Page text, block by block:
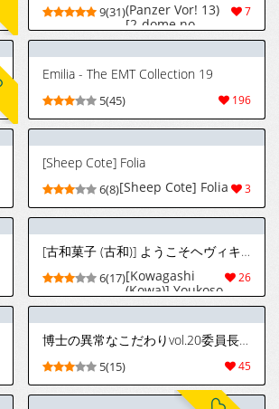
7
9(31)(Panzer Vor! 13)
[2-dome no
Nemuri(shuto
MQ)] Ouji-sama
no Kyuujitsu | El
Día Libre Del
[Spanish] [Mister
Emilia - The EMT Collection 19
196
5(45)
[Sheep Cote] Folia
3
6(8)[Sheep Cote] Folia
[古和菓子 (古和)] ようこそヘヴィキャリバー (ブルーアーカイブ) [DL版]
26
6(17)[Kowagashi
(Kowa)] Youkoso
Heavy Caliber
(Blue Archive)
[Digital]
博士の異常なこだわりvol.20委員長の恋BOOTH版ver1.1
45
5(15)